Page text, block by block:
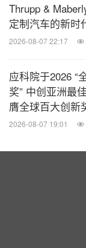
Thrupp &
定制汽车的新时
2026-08-07 22:17
应科院于2026 “
奖” 中创亚洲最
膺全球百大创新
2026-08-07 19:01